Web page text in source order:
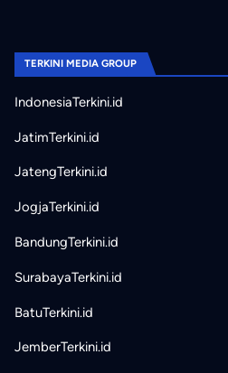
TERKINI MEDIA GROUP
IndonesiaTerkini.id
JatimTerkini.id
JatengTerkini.id
JogjaTerkini.id
BandungTerkini.id
SurabayaTerkini.id
BatuTerkini.id
JemberTerkini.id